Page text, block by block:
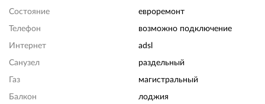
Состояние евроремонт
Телефон возможно подключение
Интернет adsl
Санузел раздельный
Газ магистральный
Балкон лоджия